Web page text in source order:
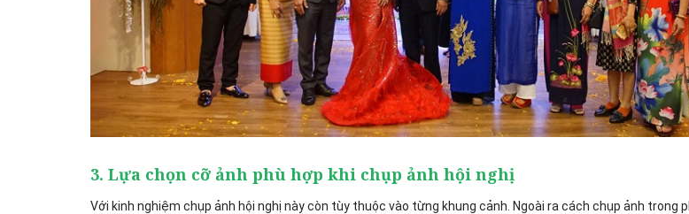
3. Lựa chọn cỡ ảnh phù hợp khi chụp ảnh hội nghị
Với kinh nghiệm chụp ảnh hội nghị này còn tùy thuộc vào từng khung cảnh. Ngoài ra cách chụp ảnh trong